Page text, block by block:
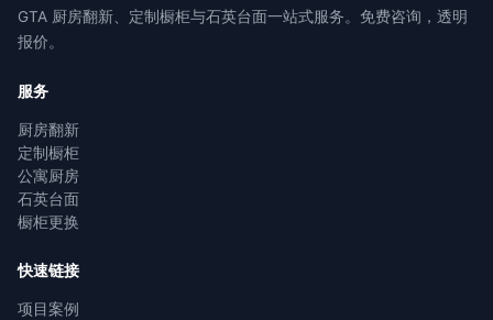
GTA 厨房翻新、定制橱柜与石英台面一站式服务。免费咨询，透明
报价。
服务
厨房翻新
定制橱柜
公寓厨房
石英台面
橱柜更换
快速链接
项目案例